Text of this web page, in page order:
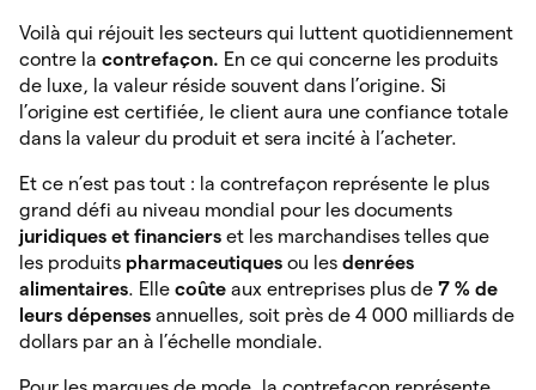
Voilà qui réjouit les secteurs qui luttent quotidiennement
contre la contrefaçon. En ce qui concerne les produits
de luxe, la valeur réside souvent dans l’origine. Si
l’origine est certifiée, le client aura une confiance totale
dans la valeur du produit et sera incité à l’acheter.
Et ce n’est pas tout : la contrefaçon représente le plus
grand défi au niveau mondial pour les documents
juridiques et financiers et les marchandises telles que
les produits pharmaceutiques ou les denrées
alimentaires. Elle coûte aux entreprises plus de 7 % de
leurs dépenses annuelles, soit près de 4 000 milliards de
dollars par an à l’échelle mondiale.